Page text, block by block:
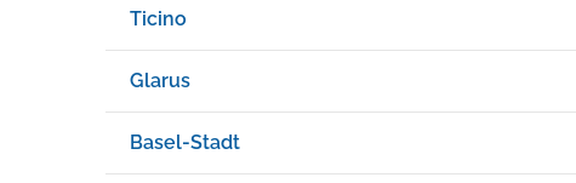
Ticino
Glarus
Basel-Stadt